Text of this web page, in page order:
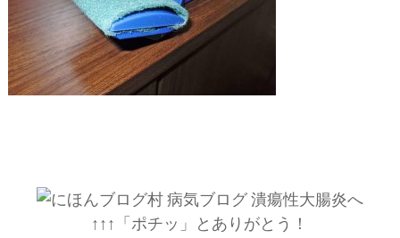
↑↑↑「ポチッ」とありがとう！